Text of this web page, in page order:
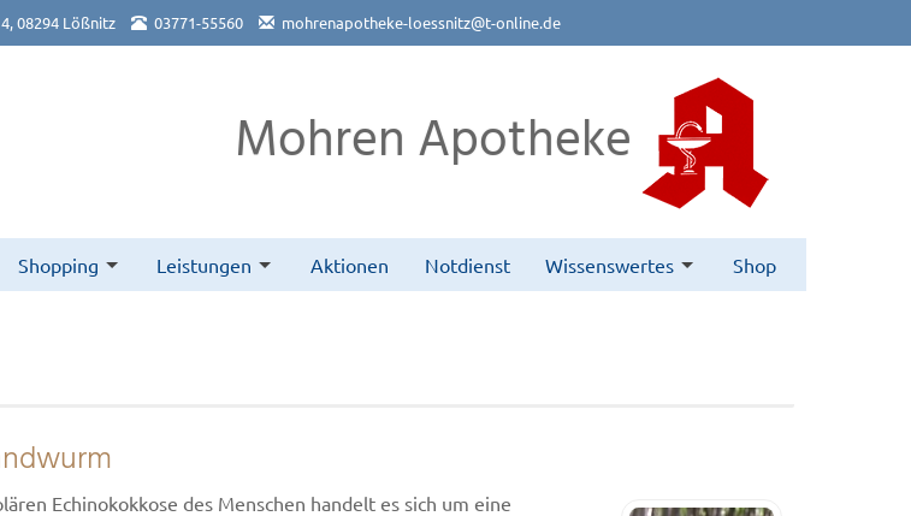
08294 Lößnitz 03771-55560 mohrenapotheke-loessnitz@t-online.de
Mohren Apotheke
Shopping Leistungen Aktionen Notdienst Wissenswertes Shop
Echinokokkose des Menschen handelt es sich um eine